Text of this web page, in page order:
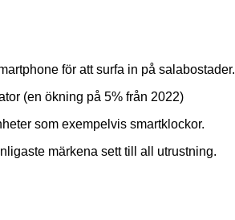
för att surfa in på
(en ökning på 5% från 2022)
som exempelvis smartklockor.
märkena sett till all utrustning.